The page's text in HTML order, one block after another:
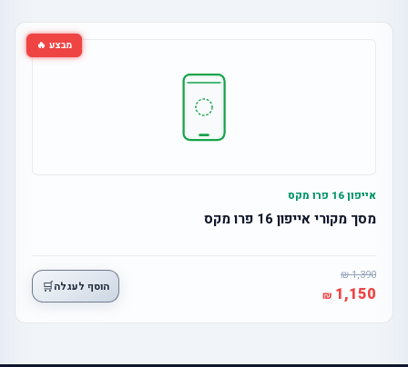
מבצע 🔥
אייפון 16 פרו מקס
מסך מקורי אייפון 16 פרו מקס
1,390
1,150 הוסף לעגלה🛒